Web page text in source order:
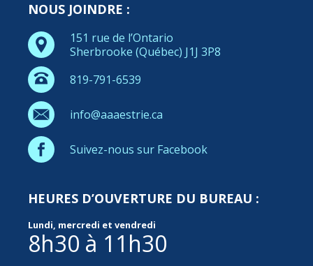
NOUS JOINDRE :
151 rue de l’Ontario
Sherbrooke (Québec) J1J 3P8
819-791-6539
info@aaaestrie.ca
Suivez-nous sur Facebook
HEURES D’OUVERTURE DU BUREAU :
Lundi, mercredi et vendredi
8h30 à 11h30